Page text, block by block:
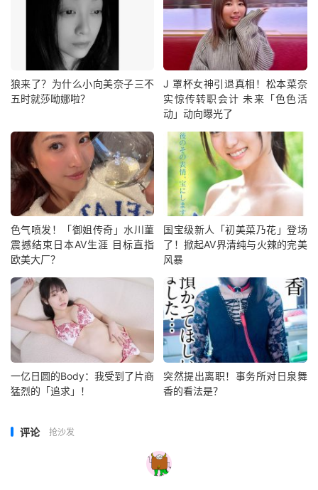
狼来了？为什么小向美奈子三不
五时就莎呦娜啦？
J 罩杯女神引退真相！松本菜奈
实惊传转职会计 未来「色色活
动」动向曝光了
色气喷发！「御姐传奇」水川菫
震撼结束日本AV生涯 目标直指
欧美大厂？
国宝级新人「初美菜乃花」登场
了！掀起AV界清纯与火辣的完美
风暴
一亿日圆的Body：我受到了片商
猛烈的「追求」！
突然提出离职！事务所对日泉舞
香的看法是？
评论 抢沙发